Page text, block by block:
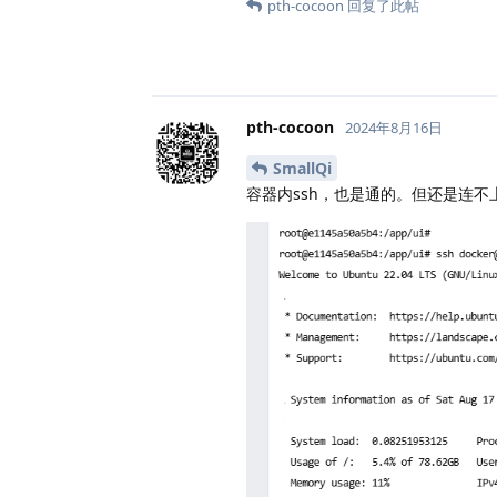
pth-cocoon 回复了此帖
pth-cocoon 2024年8月16日
SmallQi
容器内ssh，也是通的。但还是连不